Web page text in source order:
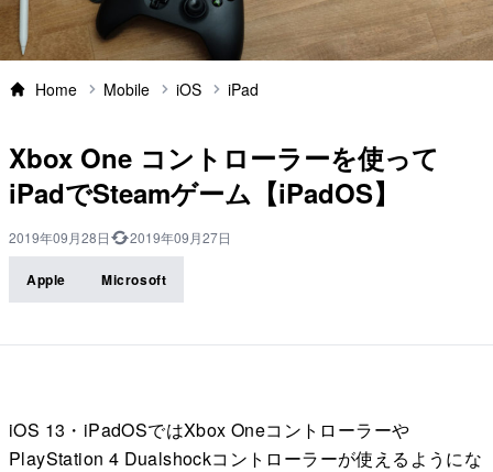
Home Mobile iOS iPad
Xbox One コントローラーを使って
iPadでSteamゲーム【iPadOS】
2019年09月28日 2019年09月27日
Apple Microsoft
iOS 13・iPadOSではXbox Oneコントローラーや
PlayStation 4 Dualshockコントローラーが使えるようにな